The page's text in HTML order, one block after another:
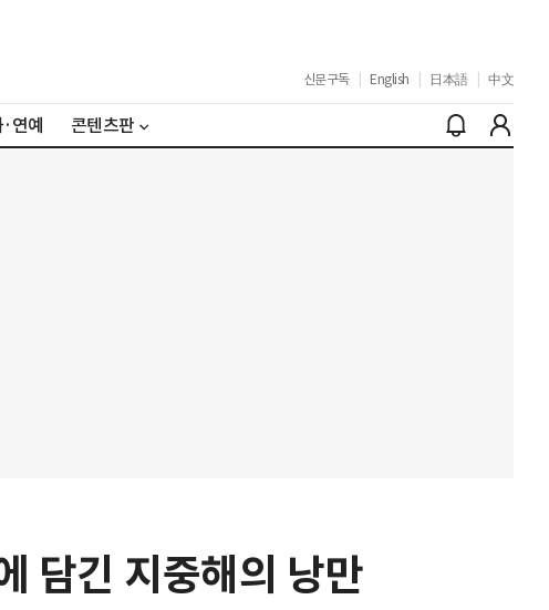
신문구독 English 日本語 中文
연예 콘텐츠판
담긴 지중해의 낭만